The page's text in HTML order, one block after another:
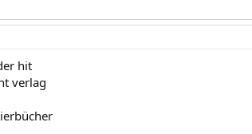
hit
verlag